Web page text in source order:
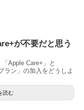
が不要だと思う
Apple Care+」と
ラン」の加入をどうしよ
読む